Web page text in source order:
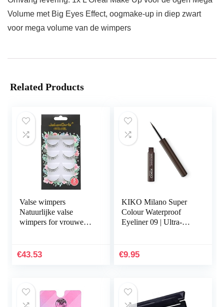
Volume met Big Eyes Effect, oogmake-up in diep zwart
voor mega volume van de wimpers
Related Products
Valse wimpers
Natuurlijke valse
wimpers for vrouwen 5
wimpers Wispjes
€43.53
KIKO Milano Super
Colour Waterproof
Eyeliner 09 | Ultra-
eyeliner
€9.95